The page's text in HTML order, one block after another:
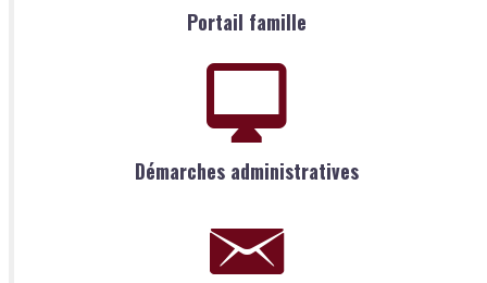
Portail famille
Démarches administratives